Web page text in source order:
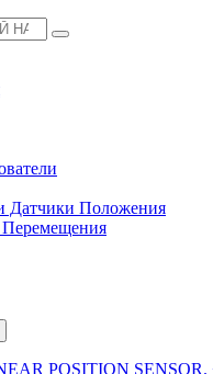
Датчики Положения
POSITION SENSOR.